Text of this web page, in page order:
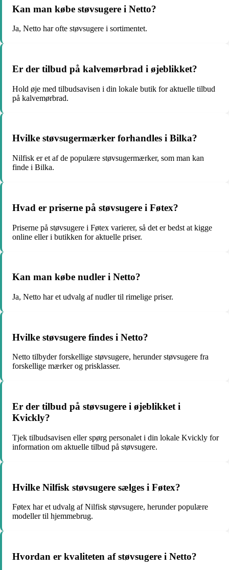
Kan man købe støvsugere i Netto?
Ja, Netto har ofte støvsugere i sortimentet.
Er der tilbud på kalvemørbrad i øjeblikket?
Hold øje med tilbudsavisen i din lokale butik for aktuelle tilbud
på kalvemørbrad.
Hvilke støvsugermærker forhandles i Bilka?
Nilfisk er et af de populære støvsugermærker, som man kan
finde i Bilka.
Hvad er priserne på støvsugere i Føtex?
Priserne på støvsugere i Føtex varierer, så det er bedst at kigge
online eller i butikken for aktuelle priser.
Kan man købe nudler i Netto?
Ja, Netto har et udvalg af nudler til rimelige priser.
Hvilke støvsugere findes i Netto?
Netto tilbyder forskellige støvsugere, herunder støvsugere fra
forskellige mærker og prisklasser.
Er der tilbud på støvsugere i øjeblikket i
Kvickly?
Tjek tilbudsavisen eller spørg personalet i din lokale Kvickly for
information om aktuelle tilbud på støvsugere.
Hvilke Nilfisk støvsugere sælges i Føtex?
Føtex har et udvalg af Nilfisk støvsugere, herunder populære
modeller til hjemmebrug.
Hvordan er kvaliteten af støvsugere i Netto?